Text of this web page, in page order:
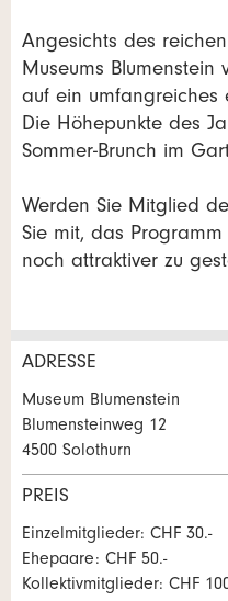
Angesichts des
Museums Blumenstein
auf ein umfangreiches
Die Höhepunkte des
Sommer-Brunch im
Werden Sie Mitglied
Sie mit, das
noch attraktiver zu
Anzeige
Ihr Feedback wird sehr
Allgemeines Feedback
Anzeige nicht mehr
Anzeige unvollständig
Anzeige
Empfehlen Sie diese
ADRESSE
Museum Blumenstein
Blumensteinweg 12
4500 Solothurn
PREIS
Einzelmitglieder: CHF 30.-
Ehepaare: CHF 50.-
Kollektivmitglieder: CHF